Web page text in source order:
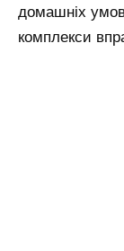
домашніх
комплекси